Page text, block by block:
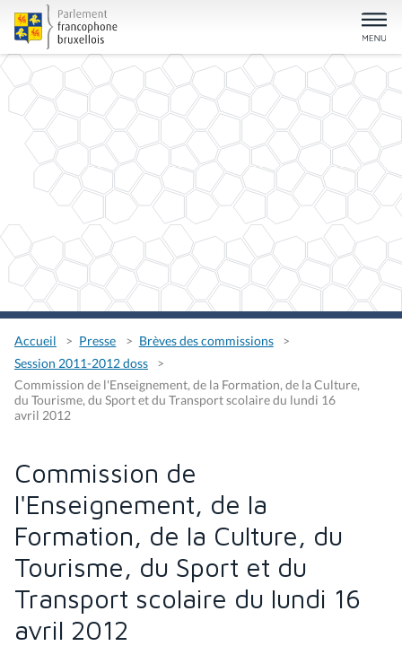
Accueil Presse
Brèves des commissions
Session 2011-2012 doss
Commission de l'Enseignement, de la Formation, de la Culture,
du Tourisme, du Sport et du Transport scolaire du lundi 16
avril 2012
Commission de
l'Enseignement, de la
Formation, de la Culture, du
Tourisme, du Sport et du
Transport scolaire du lundi 16
avril 2012